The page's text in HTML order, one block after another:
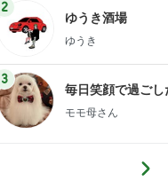
2
ゆうき酒場
ゆうき
3
毎日笑顔で過ごし
モモ母さん